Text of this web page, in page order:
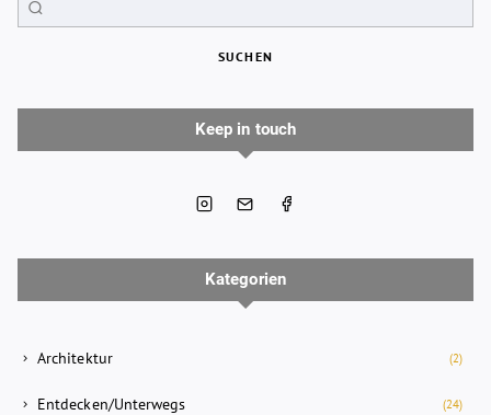
SUCHEN
Keep in touch
Kategorien
Architektur (2)
Entdecken/Unterwegs (24)